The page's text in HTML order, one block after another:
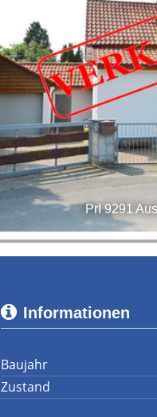
PrI 9291
Informationen
Baujahr
Zustand